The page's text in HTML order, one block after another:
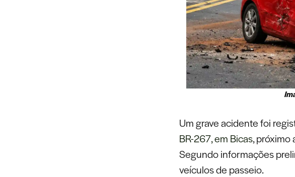
Um grave acidente foi
BR-267, em Bicas, próximo
Segundo informações
veículos de passeio.